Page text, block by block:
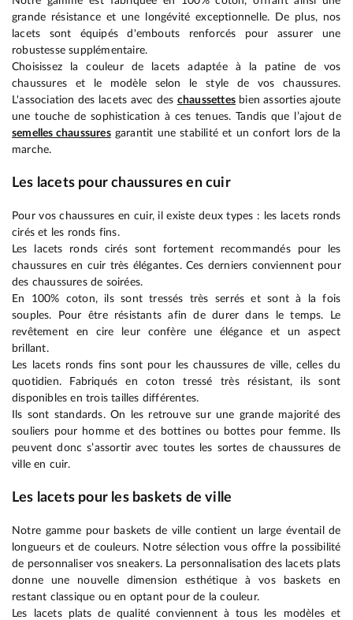
grande résistance et une longévité exceptionnelle. De plus, nos
lacets sont équipés d'embouts renforcés pour assurer une
robustesse supplémentaire.
Choisissez la couleur de lacets adaptée à la patine de vos
chaussures et le modèle selon le style de vos chaussures.
L'association des lacets avec des chaussettesbien assorties ajoute
une touche de sophistication à ces tenues. Tandis que l’ajout de
semelles chaussuresgarantit une stabilité et un confort lors de la
marche.
Les lacets pour chaussures en cuir
Pour vos chaussures en cuir, il existe deux types : les lacets ronds
cirés et les ronds fins.
Les lacets ronds cirés sont fortement recommandés pour les
chaussures en cuir très élégantes. Ces derniers conviennent pour
des chaussures de soirées.
En 100% coton, ils sont tressés très serrés et sont à la fois
souples. Pour être résistants afin de durer dans le temps. Le
revêtement en cire leur confère une élégance et un aspect
brillant.
Les lacets ronds fins sont pour les chaussures de ville, celles du
quotidien. Fabriqués en coton tressé très résistant, ils sont
disponibles en trois tailles différentes.
Ils sont standards. On les retrouve sur une grande majorité des
souliers pour homme et des bottines ou bottes pour femme. Ils
peuvent donc s’assortir avec toutes les sortes de chaussures de
ville en cuir.
Les lacets pour les baskets de ville
Notre gamme pour baskets de ville contient un large éventail de
longueurs et de couleurs. Notre sélection vous offre la possibilité
de personnaliser vos sneakers. La personnalisation des lacets plats
donne une nouvelle dimension esthétique à vos baskets en
restant classique ou en optant pour de la couleur.
Les lacets plats de qualité conviennent à tous les modèles et